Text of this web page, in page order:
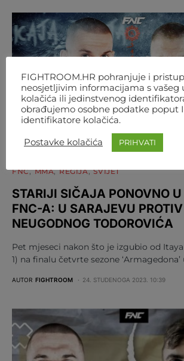
FNC MMA REGIJA SVIJET
STARIJI SIČAJA PONOVNO
FNC-A: U SARAJEVU PROTIV
NEUGODNOG TODOROVIĆA
Pet mjeseci nakon što je izgubio od Itaya
1) na finalu četvrte sezone
AUTOR FIGHTROOM 24. STUDENOGA 2023. 10:39
FIGHTROOM.HR pohranjuje i
neosjetljivim informacijama s vašeg
kolačića ili jedinstvenog
obrađujemo osobne podatke poput
identifikatore kolačića.
Postavke kolačića PRIHVATI